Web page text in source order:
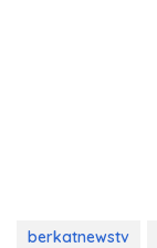
berkatnewstv